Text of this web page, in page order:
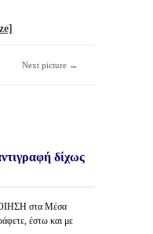
Next picture →
δίχως
στα Μέσα
έστω και με